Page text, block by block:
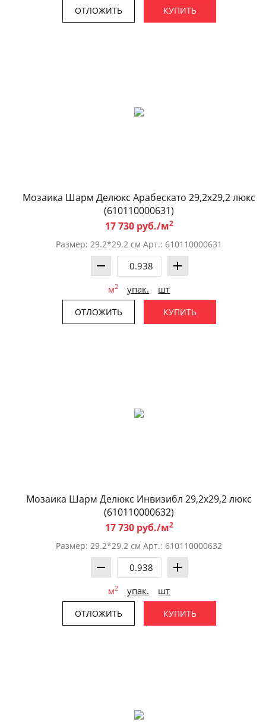
ОТЛОЖИТЬ КУПИТЬ
Мозаика Шарм Делюкс Арабескато 29,2x29,2 люкс
(610110000631)
17 730 руб./м2
Размер: 29.2*29.2 см Арт.: 610110000631
м2 упак. шт
ОТЛОЖИТЬ КУПИТЬ
Мозаика Шарм Делюкс Инвизибл 29,2x29,2 люкс
(610110000632)
17 730 руб./м2
Размер: 29.2*29.2 см Арт.: 610110000632
м2 упак. шт
ОТЛОЖИТЬ КУПИТЬ